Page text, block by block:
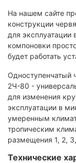
На нашем сайте
конструкции
для эксплуатации
компоновки
будет работать
Одноступенчатый
2Ч-80 -
для изменения
эксплуатации в
умеренным
тропическим
размещения 1, 2,
Технические